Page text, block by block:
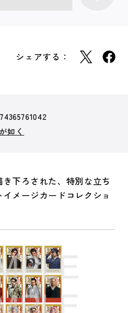
シェアする：
如く
下ろされた、特別な立ち
メージカードコレクショ